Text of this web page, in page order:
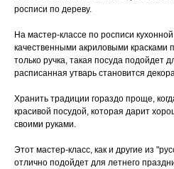
росписи по дереву.
На мастер-классе по росписи
качественными акриловыми красками
только ручка, такая посуда подойдет
расписанная утварь становится
Хранить традиции гораздо проще,
красивой посудой, которая дарит
своими руками.
Этот мастер-класс, как и другие из
отлично подойдет для летнего